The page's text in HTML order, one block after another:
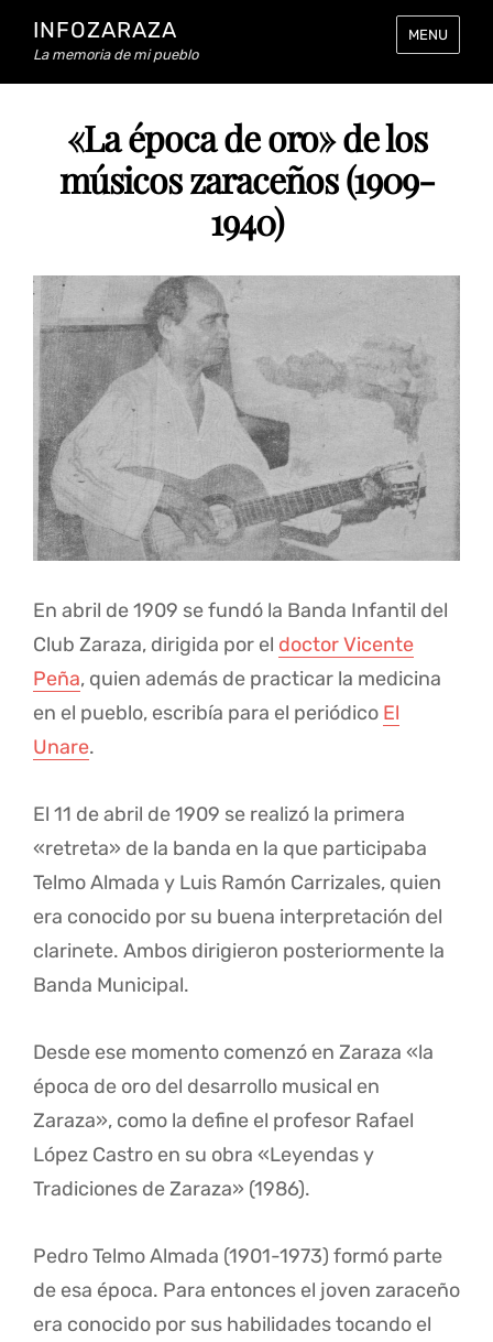
INFOZARAZA
La memoria de mi pueblo
MENU
«La época de oro» de los
músicos zaraceños (1909-
1940)
En abril de 1909 se fundó la Banda Infantil del
Club Zaraza, dirigida por el doctor Vicente
Peña, quien además de practicar la medicina
en el pueblo, escribía para el periódico El
Unare.
El 11 de abril de 1909 se realizó la primera
«retreta» de la banda en la que participaba
Telmo Almada y Luis Ramón Carrizales, quien
era conocido por su buena interpretación del
clarinete. Ambos dirigieron posteriormente la
Banda Municipal.
Desde ese momento comenzó en Zaraza «la
época de oro del desarrollo musical en
Zaraza», como la define el profesor Rafael
López Castro en su obra «Leyendas y
Tradiciones de Zaraza» (1986).
Pedro Telmo Almada (1901-1973) formó parte
de esa época. Para entonces el joven zaraceño
era conocido por sus habilidades tocando el